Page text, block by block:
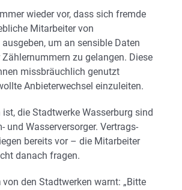
wieder vor, dass sich fremde
Mitarbeiter von
ausgeben, um an sensible Daten
zu gelangen. Diese
missbräuchlich genutzt
Anbieterwechsel einzuleiten.
die Stadtwerke Wasserburg sind
und Wasserversorger. Vertrags-
bereits vor – die Mitarbeiter
danach fragen.
von den Stadtwerken warnt: „Bitte